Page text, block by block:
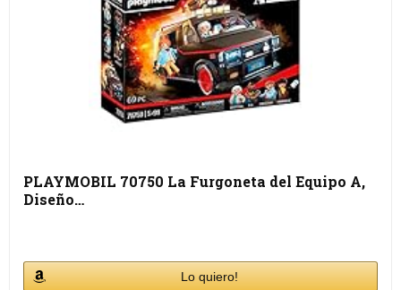
PLAYMOBIL 70750 La Furgoneta del Equipo A,
Diseño…
Lo quiero!